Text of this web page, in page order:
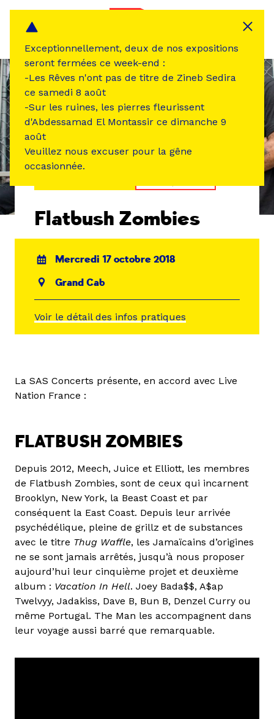
Flatbush Zombies
Mercredi 17 octobre 2018
Grand Cab
Voir le détail des infos pratiques
La SAS Concerts présente, en accord avec Live
Nation France :
FLATBUSH ZOMBIES
Depuis 2012, Meech, Juice et Elliott, les membres
de Flatbush Zombies, sont de ceux qui incarnent
Brooklyn, New York, la Beast Coast et par
conséquent la East Coast. Depuis leur arrivée
psychédélique, pleine de grillz et de substances
avec le titre Thug Waffle, les Jamaïcains d’origines
ne se sont jamais arrêtés, jusqu’à nous proposer
aujourd’hui leur cinquième projet et deuxième
album : Vacation In Hell. Joey Bada$$, A$ap
Twelvyy, Jadakiss, Dave B, Bun B, Denzel Curry ou
même Portugal. The Man les accompagnent dans
leur voyage aussi barré que remarquable.
Exceptionnellement, deux de nos expositions
seront fermées ce week-end :
-Les Rêves n'ont pas de titre de Zineb Sedira
ce samedi 8 août
-Sur les ruines, les pierres fleurissent
d'Abdessamad El Montassir ce dimanche 9
août
Veuillez nous excuser pour la gêne
occasionnée.
Panneau de gestion des cookies